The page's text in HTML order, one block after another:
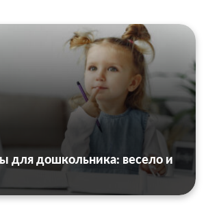
для дошкольника: весело и